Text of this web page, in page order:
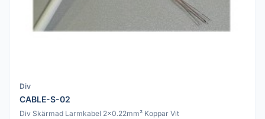
Div
CABLE-S-02
Div Skärmad Larmkabel 2x0.22mm² Koppar Vit